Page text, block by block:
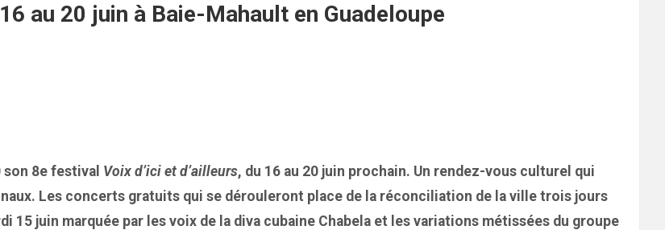
au 20 juin à Baie-Mahault en Guadeloupe
8e festival Voix d’ici et d’ailleurs, du 16 au 20 juin prochain. Un rendez-vous culturel qui
Les concerts gratuits qui se dérouleront place de la réconciliation de la ville trois jours
15 juin marquée par les voix de la diva cubaine Chabela et les variations métissées du groupe